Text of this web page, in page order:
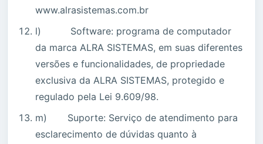
www.alrasistemas.com.br
l) Software: programa de computador
da marca ALRA SISTEMAS, em suas diferentes
versões e funcionalidades, de propriedade
exclusiva da ALRA SISTEMAS, protegido e
regulado pela Lei 9.609/98.
m) Suporte: Serviço de atendimento para
esclarecimento de dúvidas quanto à